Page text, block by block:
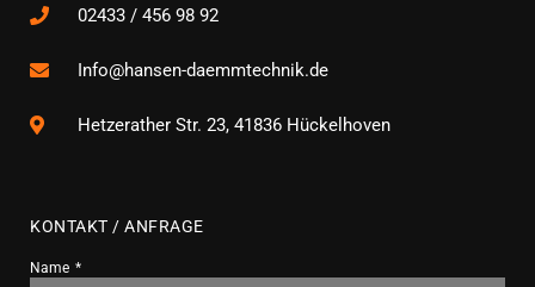
02433 / 456 98 92
Info@hansen-daemmtechnik.de
Hetzerather Str. 23, 41836 Hückelhoven
KONTAKT / ANFRAGE
Name